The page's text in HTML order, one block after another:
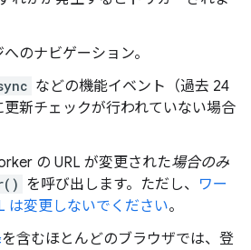
のナビゲーション。
などの機能イベント（過去 24
更新チェックが行われていない場合
の URL が変更された場合のみ
を呼び出します。ただし、 ワー
は変更しないでください。
を含むほとんどのブラウザでは、登